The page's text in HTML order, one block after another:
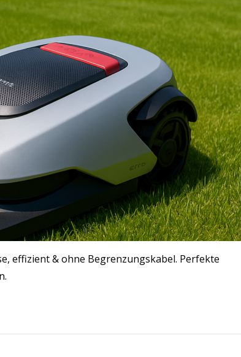
effizient & ohne Begrenzungskabel. Perfekte